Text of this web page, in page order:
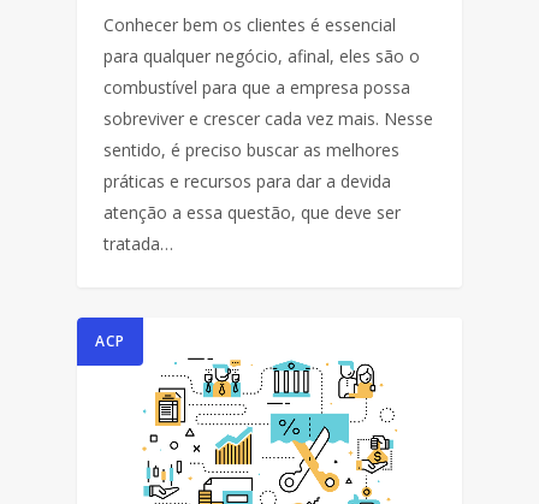
Conhecer bem os clientes é essencial
para qualquer negócio, afinal, eles são o
combustível para que a empresa possa
sobreviver e crescer cada vez mais. Nesse
sentido, é preciso buscar as melhores
práticas e recursos para dar a devida
atenção a essa questão, que deve ser
tratada…
ACP